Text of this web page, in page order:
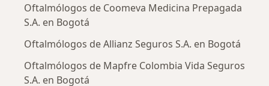
Oftalmólogos de Coomeva Medicina Prepagada
S.A. en Bogotá
Oftalmólogos de Allianz Seguros S.A. en Bogotá
Oftalmólogos de Mapfre Colombia Vida Seguros
S.A. en Bogotá